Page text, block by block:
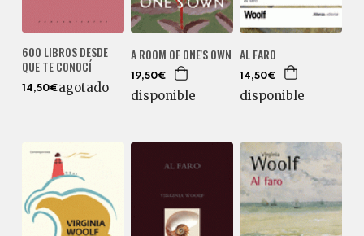
600 LIBROS DESDE
QUE TE CONOCÍ
14,50€agotado
A ROOM OF ONE'S OWN
19,50€
disponible
AL FARO
14,50€
disponible